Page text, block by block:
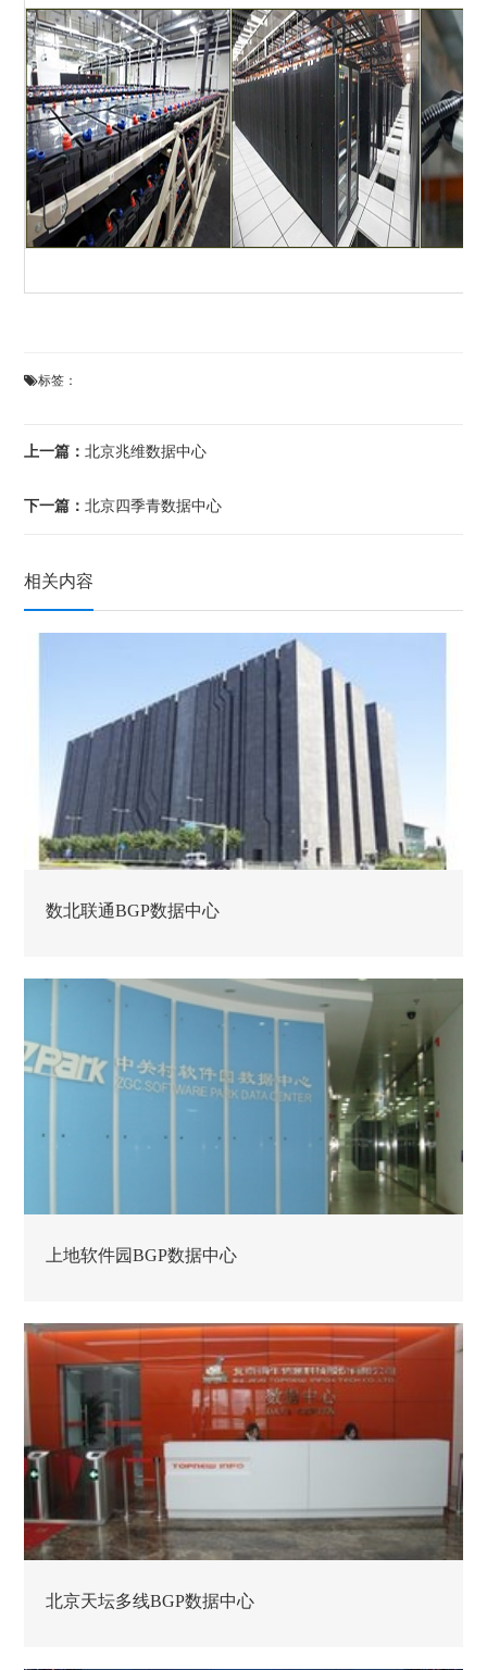
标签：
上一篇：北京兆维数据中心
下一篇：北京四季青数据中心
相关内容
数北联通BGP数据中心
上地软件园BGP数据中心
北京天坛多线BGP数据中心